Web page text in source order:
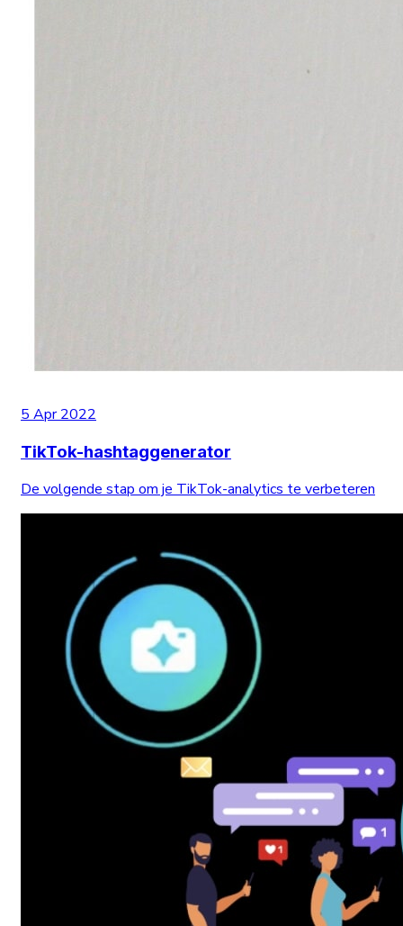
5 Apr 2022
TikTok-hashtaggenerator
De volgende stap om je TikTok-analytics te verbeteren